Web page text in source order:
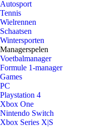
Autosport
Tennis
Wielrennen
Schaatsen
Wintersporten
Managerspelen
Voetbalmanager
Formule 1-manager
Games
PC
Playstation 4
Xbox One
Nintendo Switch
Xbox Series X|S